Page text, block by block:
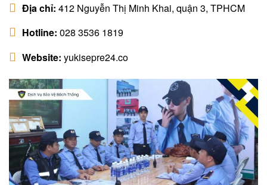
Địa chỉ: 412 Nguyễn Thị Minh Khai, quận 3, TPHCM
Hotline: 028 3536 1819
Website: yukisepre24.co